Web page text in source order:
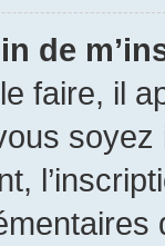
de
faire, il